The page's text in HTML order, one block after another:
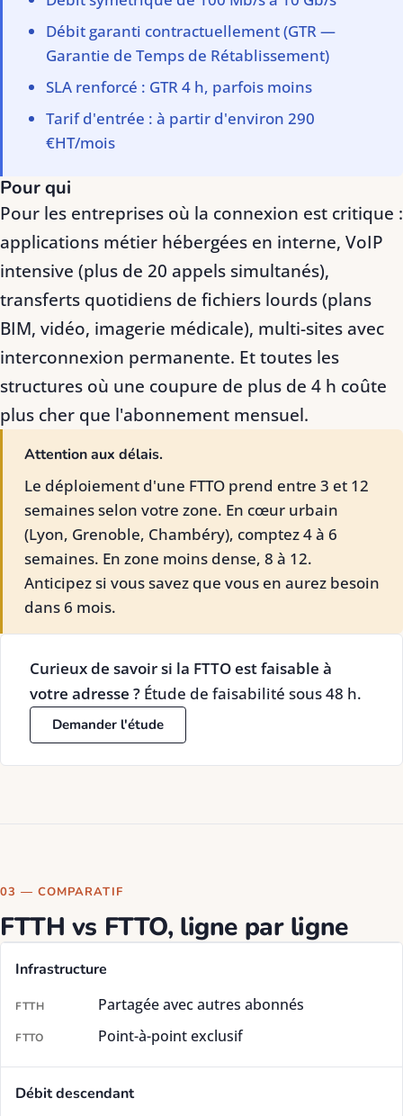
Débit garanti contractuellement (GTR —
Garantie de Temps de Rétablissement)
SLA renforcé : GTR 4 h, parfois moins
Tarif d'entrée : à partir d'environ 290
€HT/mois
Pour qui
Pour les entreprises où la connexion est critique :
applications métier hébergées en interne, VoIP
intensive (plus de 20 appels simultanés),
transferts quotidiens de fichiers lourds (plans
BIM, vidéo, imagerie médicale), multi-sites avec
interconnexion permanente. Et toutes les
structures où une coupure de plus de 4 h coûte
plus cher que l'abonnement mensuel.
Attention aux délais.
Le déploiement d'une FTTO prend entre 3 et 12
semaines selon votre zone. En cœur urbain
(Lyon, Grenoble, Chambéry), comptez 4 à 6
semaines. En zone moins dense, 8 à 12.
Anticipez si vous savez que vous en aurez besoin
dans 6 mois.
Curieux de savoir si la FTTO est faisable à
votre adresse ? Étude de faisabilité sous 48 h.
Demander l'étude
03 — COMPARATIF
FTTH vs FTTO, ligne par ligne
Infrastructure
Partagée avec autres abonnés
Point-à-point exclusif
Débit descendant